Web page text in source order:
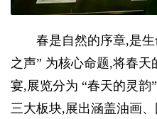
春是自然的序章,是生
之声” 为核心命题,将春
宴,展览分为 “春天的灵韵
三大板块,展出涵盖油画